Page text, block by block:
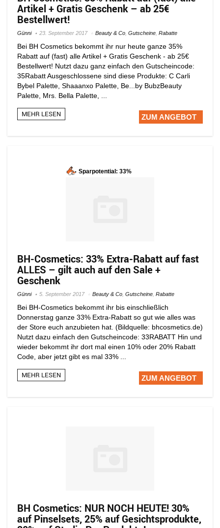
Artikel + Gratis Geschenk – ab 25€
Bestellwert!
Günni 23. September 2017 Beauty & Co Gutscheine Rabatte
Bei BH Cosmetics bekommt ihr nur heute ganze 35%
Rabatt auf (fast) alle Artikel + Gratis Geschenk - ab 25€
Bestellwert! Nutzt dazu ganz einfach den Gutscheincode:
35Rabatt Ausgeschlossene sind diese Produkte: C Carli
Bybel Palette, Shaaanxo Palette, Be...by BubzBeauty
Palette, Mrs. Bella Palette, ...
MEHR LESEN ZUM ANGEBOT
Sparpotential: 33%
BH-Cosmetics: 33% Extra-Rabatt auf fast
ALLES – gilt auch auf den Sale +
Geschenk
Günni 5. September 2017 Beauty & Co Gutscheine Rabatte
Bei BH-Cosmetics bekommt ihr bis einschließlich
Donnerstag ganze 33% Extra-Rabatt so gut wie alles was
der Store euch anzubieten hat. (Bildquelle: bhcosmetics.de)
Nutzt dazu einfach den Gutscheincode: 33RABATT Hin und
wieder bekommt ihr dort mal einen 10% oder 20% Rabatt
Code, aber jetzt gibt es mal 33% ...
MEHR LESEN ZUM ANGEBOT
BH Cosmetics: NUR NOCH HEUTE! 30%
auf Pinselsets, 25% auf Gesichtsprodukte,